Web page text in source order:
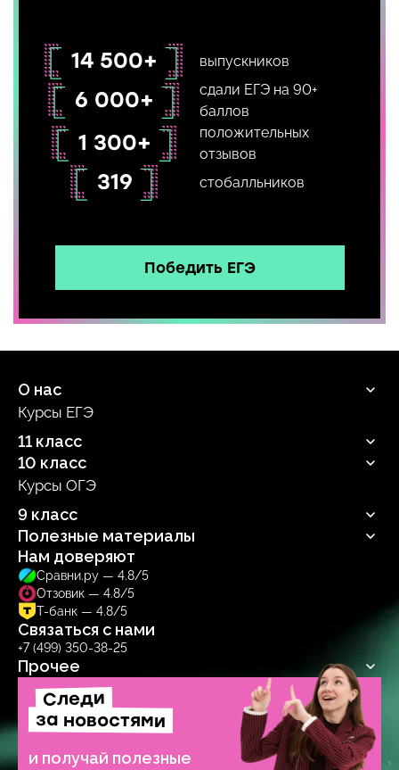
14 500+ выпускников
6 000+
сдали ЕГЭ на 90+
баллов
1 300+
положительных
отзывов
319 стобалльников
Победить ЕГЭ
О нас
Продюсерский центр
Курсы ЕГЭ
11 класс
Русский язык
Профильная математика
Обществознание
Биология
10 класс
Русский язык
Профильная математика
Информатика
Обществознание
Биология
Курсы ОГЭ
9 класс
Русский язык
Полезные материалы
Блог
Учебник
Тренажер
Нам доверяют
Сравни.ру — 4.8/5
Отзовик — 4.8/5
Т-банк — 4.8/5
Связаться с нами
+7 (499) 350-38-25
Прочее
Договор-оферта
Политика обработки персональных данных
Образовательная лицензия № Л035‑1271‑78/1277314
Следи
за новостями
и получай полезные